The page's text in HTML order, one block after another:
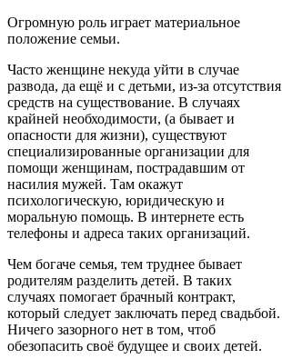
Огромную роль играет материальное
положение семьи.
Часто женщине некуда уйти в случае
развода, да ещё и с детьми, из-за отсутствия
средств на существование. В случаях
крайней необходимости, (а бывает и
опасности для жизни), существуют
специализированные организации для
помощи женщинам, пострадавшим от
насилия мужей. Там окажут
психологическую, юридическую и
моральную помощь. В интернете есть
телефоны и адреса таких организаций.
Чем богаче семья, тем труднее бывает
родителям разделить детей. В таких
случаях помогает брачный контракт,
который следует заключать перед свадьбой.
Ничего зазорного нет в том, чтоб
обезопасить своё будущее и своих детей.